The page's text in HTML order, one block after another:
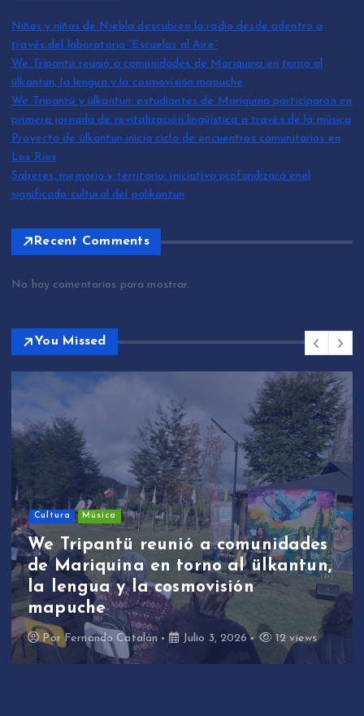
Niños y niñas de Niebla descubren la radio desde adentro a
través del laboratorio “Escuelas al Aire”
We Tripantü reunió a comunidades de Mariquina en torno al
ülkantun, la lengua y la cosmovisión mapuche
We Tripantü y ülkantun: estudiantes de Mariquina participaron en
primera jornada de revitalización lingüística a través de la música
Proyecto de ülkantun inicia ciclo de encuentros comunitarios en
Los Ríos
Saberes, memoria y territorio: iniciativa profundizará enel
significado cultural del palikantun
Recent Comments
No hay comentarios para mostrar.
You Missed
Cultura Música
We Tripantü reunió a comunidades
de Mariquina en torno al ülkantun,
la lengua y la cosmovisión
mapuche
Por Fernando Catalán Julio 3, 2026 12 views